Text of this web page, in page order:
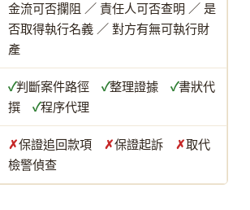
金流可否攔阻 ／ 責任人可否查明 ／ 是
否取得執行名義 ／ 對方有無可執行財
產
✓判斷案件路徑✓整理證據✓書狀代
撰✓程序代理
✗保證追回款項 ✗保證起訴 ✗取代
檢警偵查